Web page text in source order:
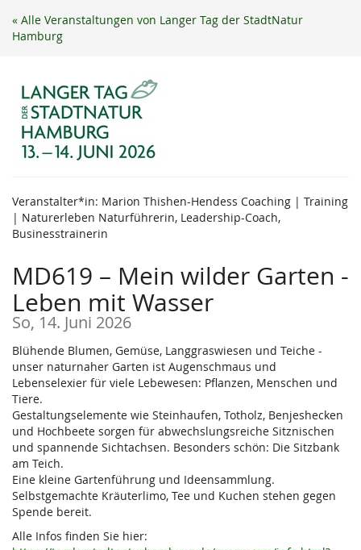
Zum
Haupt-
« Alle Veranstaltungen von Langer Tag der StadtNatur
Hamburg
Veranstalter*in: Marion Thishen-Hendess Coaching | Training
| Naturerleben Naturführerin, Leadership-Coach,
Businesstrainerin
MD619 – Mein wilder Garten -
Leben mit Wasser
So, 14. Juni 2026
Blühende Blumen, Gemüse, Langgraswiesen und Teiche -
unser naturnaher Garten ist Augenschmaus und
Lebenselexier für viele Lebewesen: Pflanzen, Menschen und
Tiere.
Gestaltungselemente wie Steinhaufen, Totholz, Benjeshecken
und Hochbeete sorgen für abwechslungsreiche Sitznischen
und spannende Sichtachsen. Besonders schön: Die Sitzbank
am Teich.
Eine kleine Gartenführung und Ideensammlung.
Selbstgemachte Kräuterlimo, Tee und Kuchen stehen gegen
Spende bereit.
Alle Infos finden Sie hier: